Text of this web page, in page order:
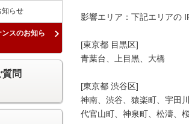
影響エリア：下記エリアの
[東京都 目黒区]
青葉台、上目黒、大橋
[東京都 渋谷区]
神南、渋谷、猿楽町、宇田
代官山町、神泉町、松濤、
知らせ
スのお知ら
問